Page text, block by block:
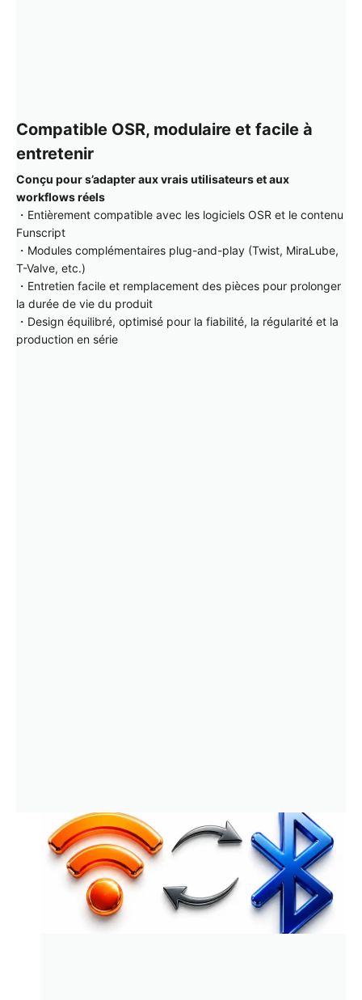
Compatible OSR, modulaire et facile à
entretenir
Conçu pour s’adapter aux vrais utilisateurs et aux
workflows réels
・Entièrement compatible avec les logiciels OSR et le contenu
Funscript
・Modules complémentaires plug-and-play (Twist, MiraLube,
T-Valve, etc.)
・Entretien facile et remplacement des pièces pour prolonger
la durée de vie du produit
・Design équilibré, optimisé pour la fiabilité, la régularité et la
production en série